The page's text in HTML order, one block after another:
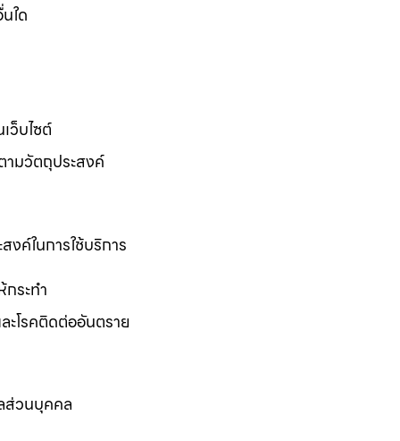
ใด
ว็บไซต์
ามวัตถุประสงค์
งค์ในการใช้บริการ
ระทำ
โรคติดต่ออันตราย
ส่วนบุคคล